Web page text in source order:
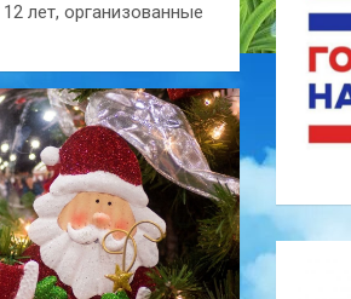
лет, организованные